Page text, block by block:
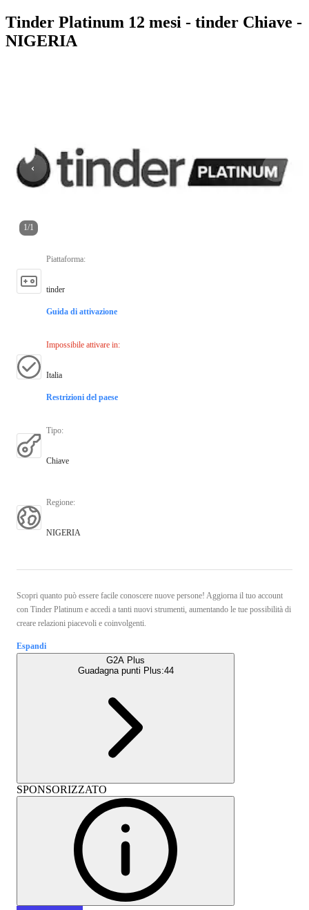
Tinder Platinum 12 mesi - tinder Chiave -
NIGERIA
1/1
Piattaforma:
tinder
Guida di attivazione
Impossibile attivare in:
Italia
Restrizioni del paese
Tipo:
Chiave
Regione:
NIGERIA
Scopri quanto può essere facile conoscere nuove persone! Aggiorna il tuo account
con Tinder Platinum e accedi a tanti nuovi strumenti, aumentando le tue possibilità di
creare relazioni piacevoli e coinvolgenti.
Espandi
G2A Plus
Guadagna punti Plus:44
SPONSORIZZATO